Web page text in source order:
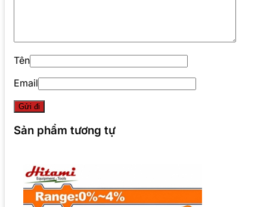
Tên
Email
Sản phẩm tương tự